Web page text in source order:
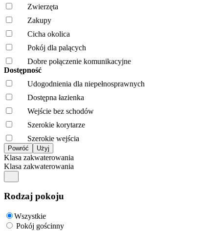
Zwierzęta
Zakupy
Cicha okolica
Pokój dla palących
Dobre połączenie komunikacyjne
Dostępność
Udogodnienia dla niepełnosprawnych
Dostępna łazienka
Wejście bez schodów
Szerokie korytarze
Szerokie wejścia
Klasa zakwaterowania
Klasa zakwaterowania
Rodzaj pokoju
Wszystkie
Pokój gościnny